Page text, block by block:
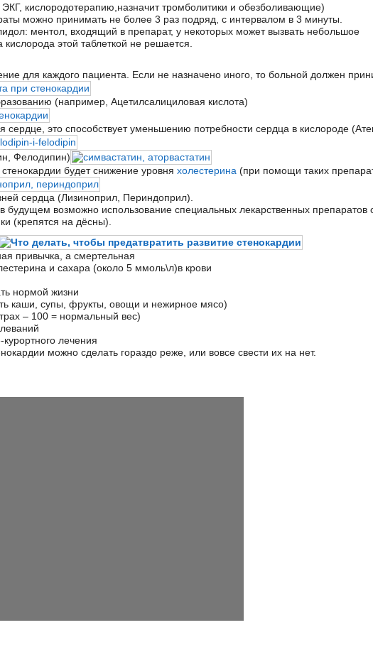
кислородотерапию,назначит тромболитики и обезболивающие)
можно принимать не более 3 раз подряд, с интервалом в 3 минуты.
ментол, входящий в препарат, у некоторых может вызвать небольшое
этой таблеткой не решается.
для каждого пациента. Если не назначено иного, то больной должен
(например, Ацетилсалициловая кислота)
это способствует уменьшению потребности сердца в кислороде
Фелодипин)
будет снижение уровня холестерина (при помощи таких
сердца (Лизиноприл, Периндоприл).
будущем возможно использование специальных лекарственных препаратов
(крепятся на дёсны).
привычка, а смертельная
и сахара (около 5 ммоль\л)в крови
нормой жизни
каши, супы, фрукты, овощи и нежирное мясо)
– 100 = нормальный вес)
лечения
можно сделать гораздо реже, или вовсе свести их на нет.